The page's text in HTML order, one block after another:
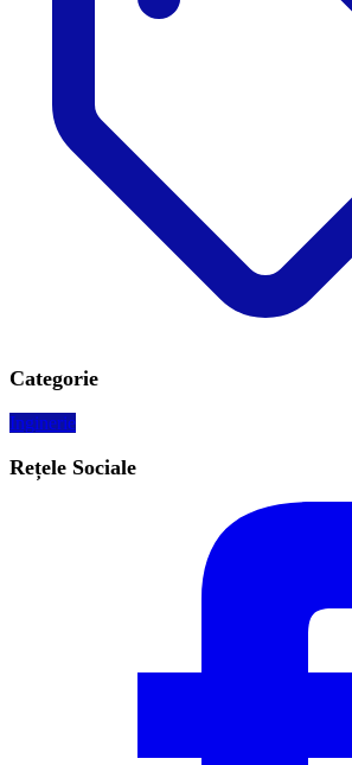
Categorie
Inginerie
Rețele Sociale